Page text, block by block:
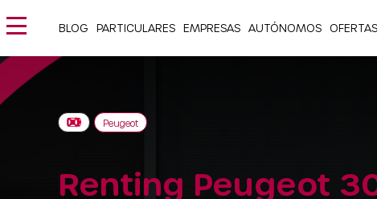
BLOG PARTICULARES EMPRESAS AUTÓNOMOS OFERTAS
Renting Peugeot
Peugeot